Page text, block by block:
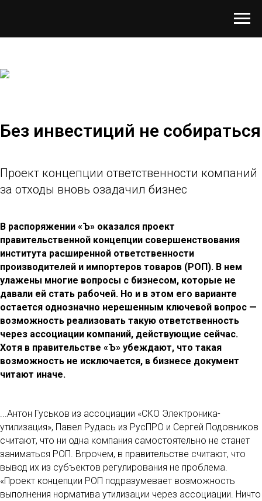
Без инвестиций не собираться
Проект концепции ответственности компаний
за отходы вновь озадачил бизнес
В распоряжении «Ъ» оказался проект
правительственной концепции совершенствования
института расширенной ответственности
производителей и импортеров товаров (РОП). В нем
улажены многие вопросы с бизнесом, которые не
давали ей стать рабочей. Но и в этом его варианте
остается однозначно нерешенным ключевой вопрос —
возможность реализовать такую ответственность
через ассоциации компаний, действующие сейчас.
Хотя в правительстве «Ъ» убеждают, что такая
возможность не исключается, в бизнесе документ
читают иначе.
...Антон Гуськов из ассоциации «СКО Электроника-
утилизация», Павел Рудась из РусПРО и Сергей Подовников
считают, что ни одна компания самостоятельно не станет
заниматься РОП. Впрочем, в правительстве считают, что
вывод их из субъектов регулирования не проблема.
«Проект концепции РОП подразумевает возможность
выполнения норматива утилизации через ассоциации. Ничто